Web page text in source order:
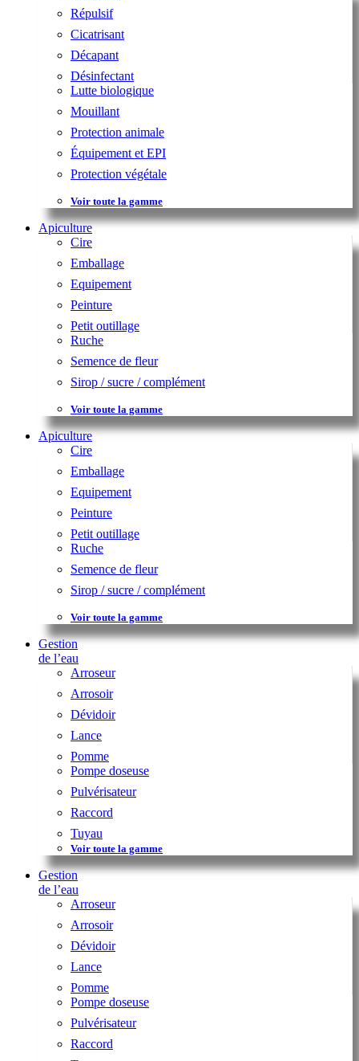
Répulsif
Cicatrisant
Décapant
Désinfectant
Lutte biologique
Mouillant
Protection animale
Équipement et EPI
Protection végétale
Voir toute la gamme
Apiculture
Cire
Emballage
Equipement
Peinture
Petit outillage
Ruche
Semence de fleur
Sirop / sucre / complément
Voir toute la gamme
Apiculture
Cire
Emballage
Equipement
Peinture
Petit outillage
Ruche
Semence de fleur
Sirop / sucre / complément
Voir toute la gamme
Gestion
de l’eau
Arroseur
Arrosoir
Dévidoir
Lance
Pomme
Pompe doseuse
Pulvérisateur
Raccord
Tuyau
Voir toute la gamme
Gestion
de l’eau
Arroseur
Arrosoir
Dévidoir
Lance
Pomme
Pompe doseuse
Pulvérisateur
Raccord